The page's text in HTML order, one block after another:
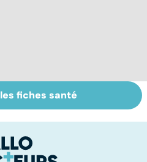
Un rhume, ça se
soigne ?
fiches santé